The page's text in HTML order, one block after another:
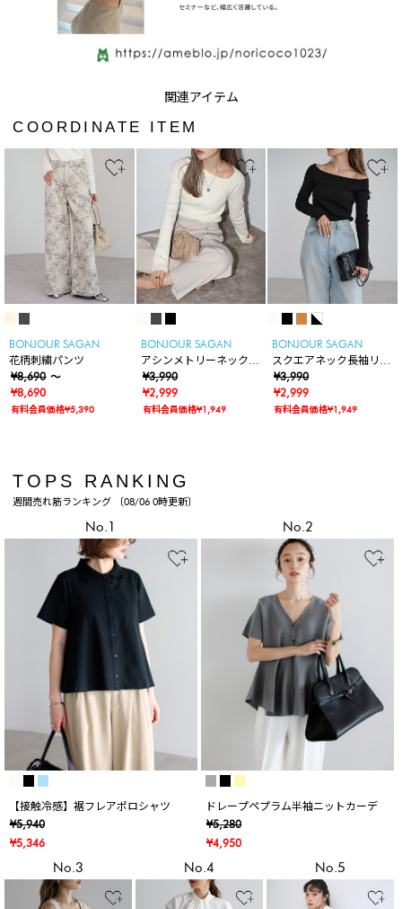
COORDINATE ITEM
BONJOUR SAGAN
花柄刺繍パンツ
¥8,690 ～
¥8,690
有料会員価格¥5,390
BONJOUR SAGAN
アシンメトリーネックリ
ブニット
¥3,990
¥2,999
有料会員価格¥1,949
BONJOUR SAGAN
スクエアネック長袖リブ
ニット
¥3,990
¥2,999
有料会員価格¥1,949
TOPS RANKING
週間売れ筋ランキング 〔08/06 0時更新〕
No.1
【接触冷感】裾フレアポロシャツ
¥5,940
¥5,346
No.2
ドレープペプラム半袖ニットカーデ
¥5,280
¥4,950
No.3 No.4 No.5